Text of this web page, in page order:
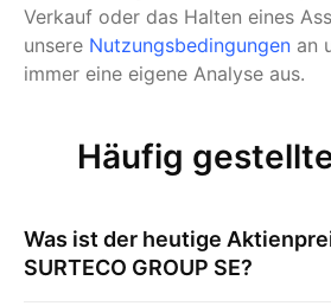
Verkauf oder das Halten eines
unsere Nutzungsbedingungen an
immer eine eigene Analyse aus.
Häufig
Was ist der heutige
SURTECO GROUP SE?